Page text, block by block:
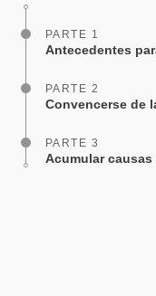
PARTE 1
Antecedentes
PARTE 2
Convencerse de
PARTE 3
Acumular